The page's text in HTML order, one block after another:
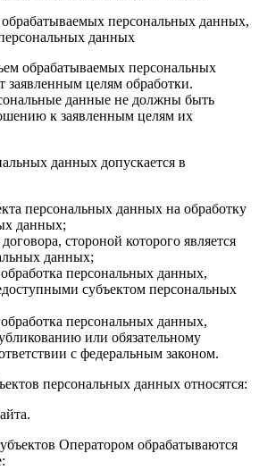
персональных данных,
данных
обрабатываемых персональных
заявленным целям обработки.
данные не должны быть
к заявленным целям их
данных допускается в
персональных данных на обработку
данных;
стороной которого является
данных;
персональных данных,
субъектом персональных
персональных данных,
или обязательному
с федеральным законом.
персональных данных относятся:
Оператором обрабатываются